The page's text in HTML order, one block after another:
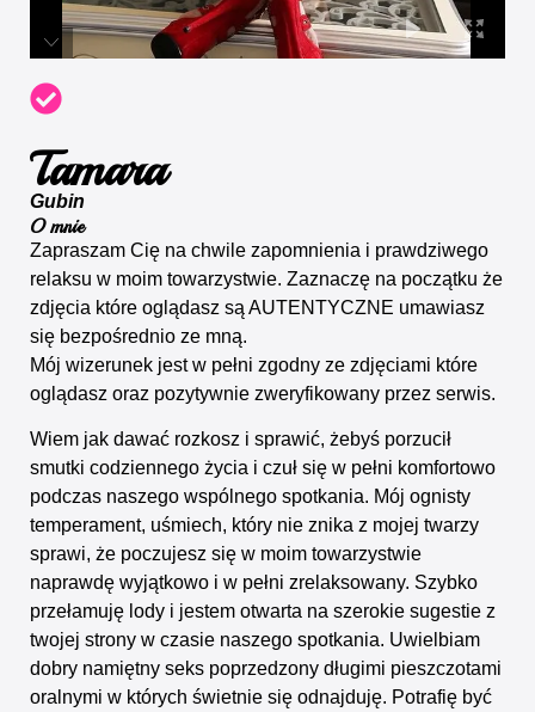
Tamara
Gubin
O mnie
Zapraszam Cię na chwile zapomnienia i prawdziwego
relaksu w moim towarzystwie. Zaznaczę na początku że
zdjęcia które oglądasz są AUTENTYCZNE umawiasz
się bezpośrednio ze mną.
Mój wizerunek jest w pełni zgodny ze zdjęciami które
oglądasz oraz pozytywnie zweryfikowany przez serwis.
Wiem jak dawać rozkosz i sprawić, żebyś porzucił
smutki codziennego życia i czuł się w pełni komfortowo
podczas naszego wspólnego spotkania. Mój ognisty
temperament, uśmiech, który nie znika z mojej twarzy
sprawi, że poczujesz się w moim towarzystwie
naprawdę wyjątkowo i w pełni zrelaksowany. Szybko
przełamuję lody i jestem otwarta na szerokie sugestie z
twojej strony w czasie naszego spotkania. Uwielbiam
dobry namiętny seks poprzedzony długimi pieszczotami
oralnymi w których świetnie się odnajduję. Potrafię być